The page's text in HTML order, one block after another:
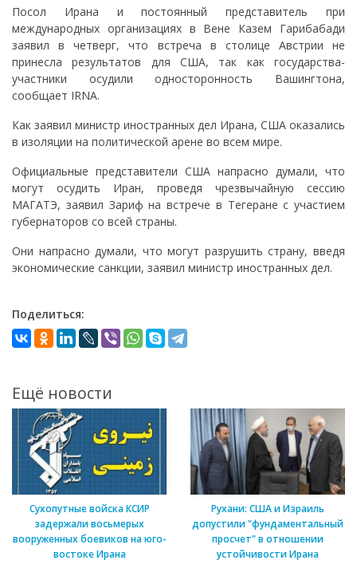
Посол Ирана и постоянный представитель при
международных организациях в Вене Казем Гарибабади
заявил в четверг, что встреча в столице Австрии не
принесла результатов для США, так как государства-
участники осудили односторонность Вашингтона,
сообщает IRNA.
Как заявил министр иностранных дел Ирана, США оказались
в изоляции на политической арене во всем мире.
Официальные представители США напрасно думали, что
могут осудить Иран, проведя чрезвычайную сессию
МАГАТЭ, заявил Зариф на встрече в Тегеране с участием
губернаторов со всей страны.
Они напрасно думали, что могут разрушить страну, введя
экономические санкции, заявил министр иностранных дел.
Поделиться:
Ещё новости
Сухопутные войска КСИР
задержали восьмерых
вооруженных боевиков на юго-
востоке Ирана
Рухани: США и Израиль
допустили "фундаментальный
просчет" в отношении
устойчивости Ирана